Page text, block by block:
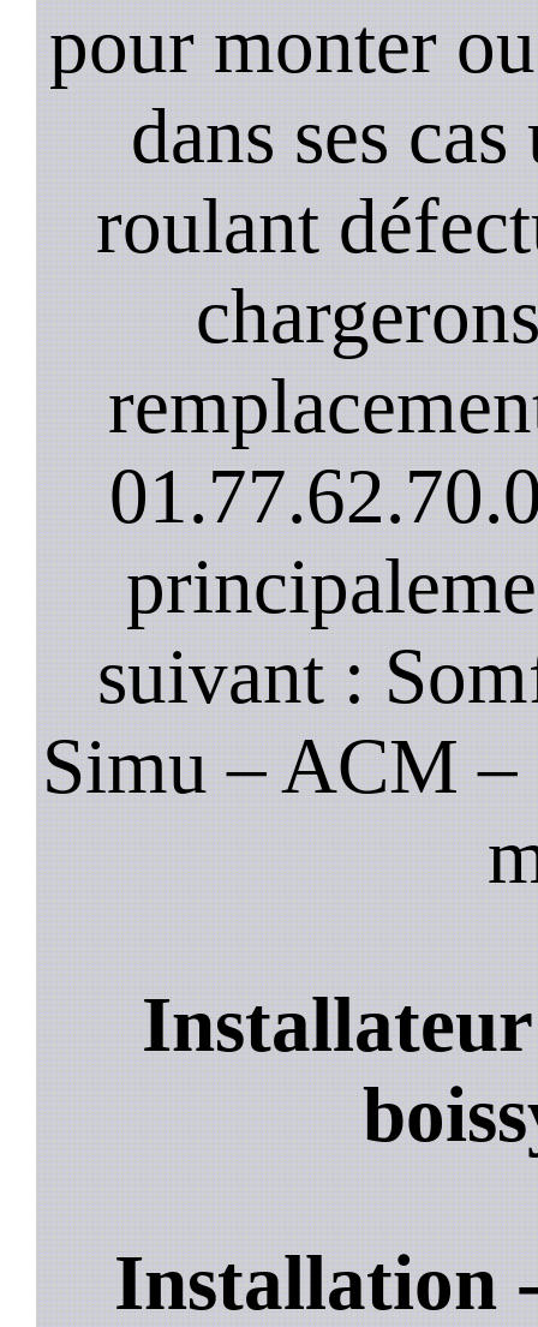
pour monter
dans ses
roulant
suivant :
Simu – ACM –
Installation